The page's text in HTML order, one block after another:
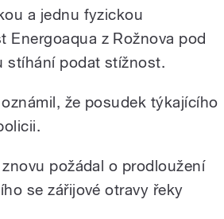
a jednu fyzickou
z Rožnova pod
stíhání podat stížnost.
že posudek týkajícího
požádal o prodloužení
se zářijové otravy řeky